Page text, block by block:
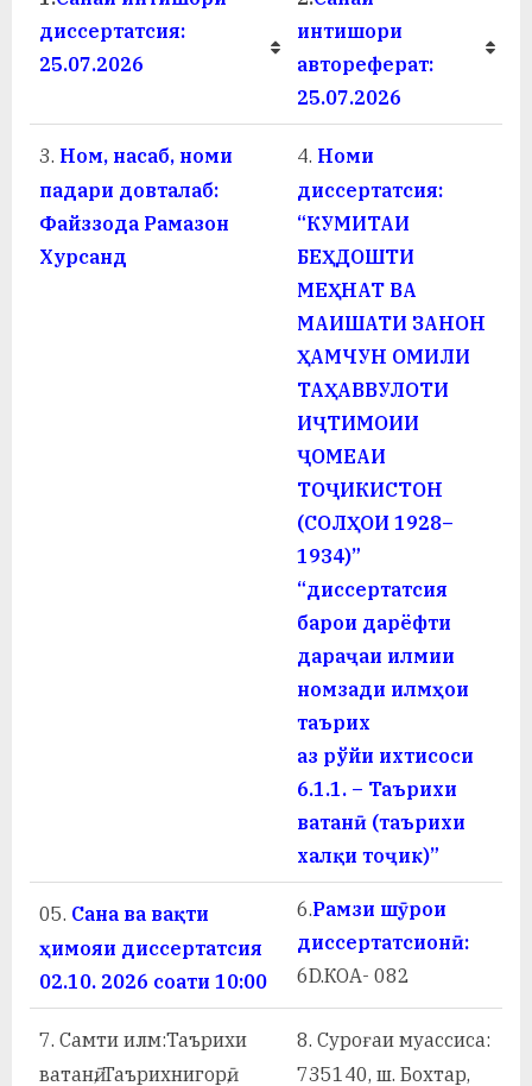
о
и
с
и
Х
с
р
а
диссертатсия:
25.07.2026
интишори
автореферат:
25.07.2026
3. Ном, насаб, номи
падари довталаб:
Файззода Рамазон
Хурсанд
4. Номи
диссертатсия:
“КУМИТАИ
БЕҲДОШТИ
МЕҲНАТ ВА
МАИШАТИ ЗАНОН
ҲАМЧУН ОМИЛИ
ТАҲАВВУЛОТИ
ИҶТИМОИИ
ҶОМЕАИ
ТОҶИКИСТОН
(СОЛҲОИ 1928–
1934)”
“диссертатсия
барои дарёфти
дараҷаи илмии
номзади илмҳои
таърих
аз рўйи ихтисоси
6.1.1. – Таърихи
ватанӣ (таърихи
халқи тоҷик)”
05. Сана ва вақти
ҳимояи диссертатсия
02.10. 2026 соати 10:00
6.Рамзи шӯрои
диссертатсионӣ:
6D.КOА- 082
7. Самти илм:Таърихи
ватанӣ, Таърихнигорӣ,
8. Суроғаи муассиса:
735140, ш. Бохтар,